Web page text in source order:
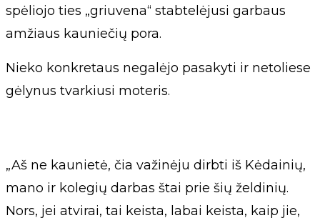
spėliojo ties „griuvena“ stabtelėjusi garbaus
amžiaus kauniečių pora.
Nieko konkretaus negalėjo pasakyti ir netoliese
gėlynus tvarkiusi moteris.
„Aš ne kaunietė, čia važinėju dirbti iš Kėdainių,
mano ir kolegių darbas štai prie šių želdinių.
Nors, jei atvirai, tai keista, labai keista, kaip jie,